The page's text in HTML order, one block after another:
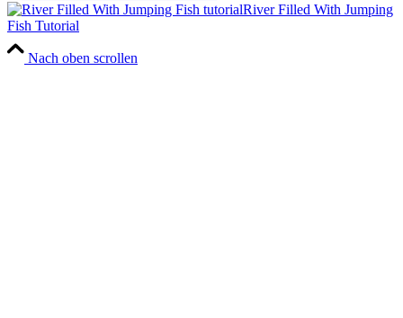
River Filled With Jumping
Fish Tutorial
Nach oben scrollen